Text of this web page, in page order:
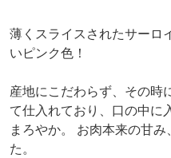
薄くスライスされたサーロ
いピンク色！
産地にこだわらず、その時
て仕入れており、口の中に
まろやか。 お肉本来の甘
た。